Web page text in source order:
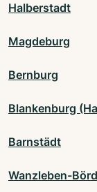
Halberstadt
Magdeburg
Bernburg
Blankenburg
Barnstädt
Wanzleben-